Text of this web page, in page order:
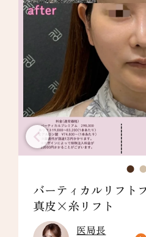
バーティカルリフト
真皮×糸リフト
医局長